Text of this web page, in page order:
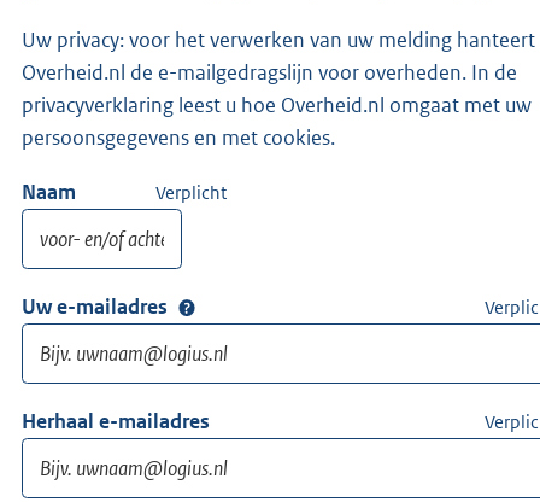
Uw privacy: voor het verwerken van uw melding hanteert
Overheid.nl de e-mailgedragslijn voor overheden. In de
privacyverklaring leest u hoe Overheid.nl omgaat met uw
persoonsgegevens en met cookies.
Naam Verplicht
Uw e-mailadres
Herhaal e-mailadres